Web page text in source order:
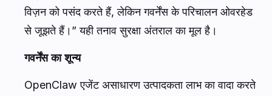
विज़न को पसंद करते हैं, लेकिन गवर्नेंस के परिचालन ओवरहेड
से जूझते हैं।” यही तनाव सुरक्षा अंतराल का मूल है।
गवर्नेंस का शून्य
OpenClaw एजेंट असाधारण उत्पादकता लाभ का वादा करते